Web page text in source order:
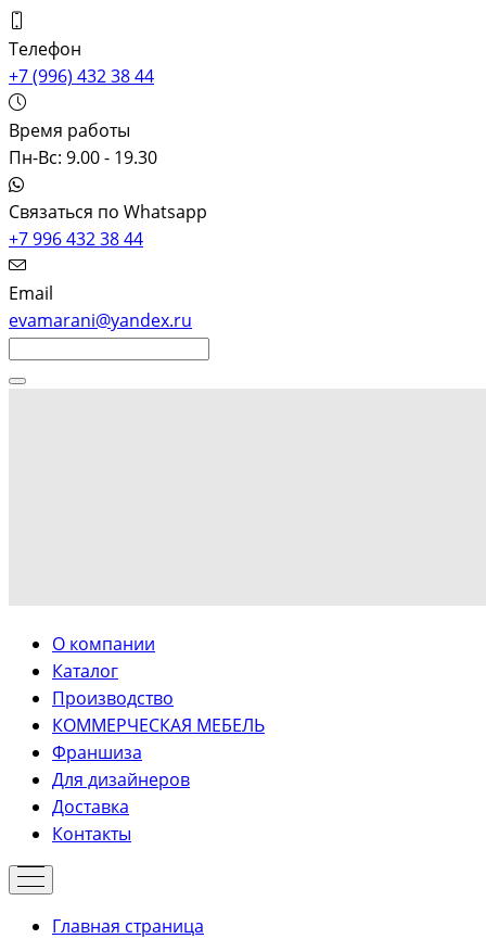
Телефон
+7 (996) 432 38 44
Время работы
Пн-Вс: 9.00 - 19.30
Связаться по Whatsapp
+7 996 432 38 44
Email
evamarani@yandex.ru
О компании
Каталог
Производство
КОММЕРЧЕСКАЯ МЕБЕЛЬ
Франшиза
Для дизайнеров
Доставка
Контакты
Главная страница